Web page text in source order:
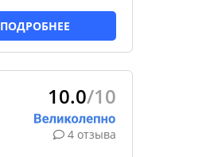
ПОДРОБНЕЕ
10.0/10
4 отзыва